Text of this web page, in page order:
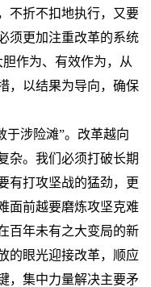
不折不扣地执行，又要
须更加注重改革的系统
作为、有效作为，从
，以结果为导向，确保
于涉险滩”。改革越向
杂。我们必须打破长期
有打攻坚战的猛劲，更
面前越要磨炼攻坚克难
百年未有之大变局的新
的眼光迎接改革，顺应
，集中力量解决主要矛